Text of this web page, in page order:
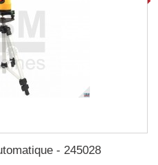
- 245028